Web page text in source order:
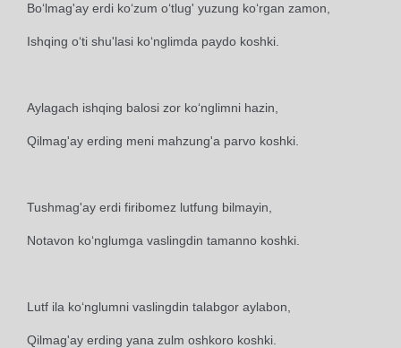
Bo‘lmag'ay erdi ko‘zum o‘tlug' yuzung ko‘rgan zamon,
Ishqing o‘ti shu'lasi ko‘nglimda paydo koshki.
Aylagach ishqing balosi zor ko‘nglimni hazin,
Qilmag'ay erding meni mahzung'a parvo koshki.
Tushmag'ay erdi firibomez lutfung bilmayin,
Notavon ko‘nglumga vaslingdin tamanno koshki.
Lutf ila ko‘nglumni vaslingdin talabgor aylabon,
Qilmag'ay erding yana zulm oshkoro koshki.